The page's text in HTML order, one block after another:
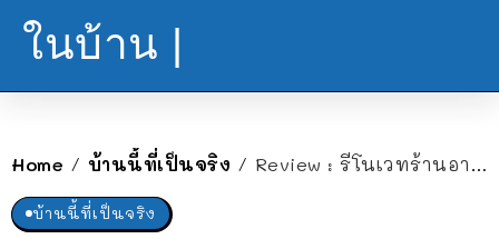
ในบ้าน |
Home / บ้านนี้ที่เป็นจริง / Review : รีโนเวทร้านอาหารเก่าอายุ 50 ปี ให้กลายเป็นร้านในฝันในงบ 30,000 บาท
บ้านนี้ที่เป็นจริง